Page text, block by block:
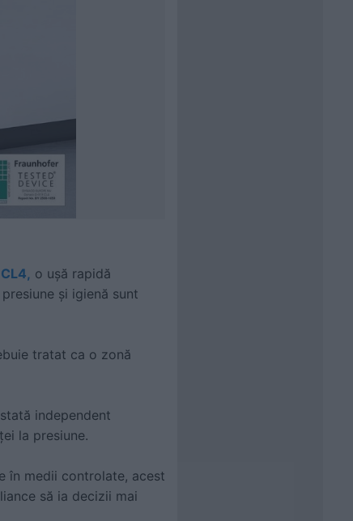
o ușă rapidă
și igienă sunt
tratat ca o zonă
independent
la presiune.
în medii controlate, acest
să ia decizii mai